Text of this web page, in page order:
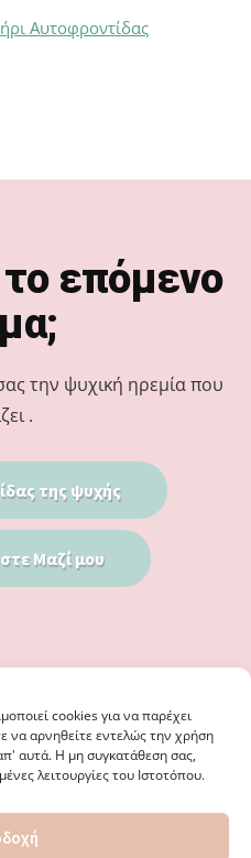
cookies για να παρέχει
να αρνηθείτε εντελώς την χρήση
αυτά. Η μη συγκατάθεση σας,
λειτουργίες του Ιστοτόπου.
Αυτοφροντίδας
το επόμενο
την ψυχική ηρεμία που
.
της ψυχής
Μαζί μου
ΓΝΩΣΤΙΚΉ ΣΥΜΠΕΡΙΦΟΡΙΚΉ